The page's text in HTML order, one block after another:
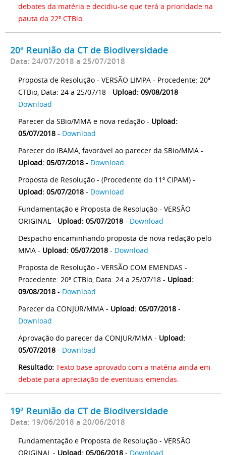
debates da matéria e decidiu-se que terá a prioridade na
pauta da 22ª CTBio.
20ª Reunião da CT de Biodiversidade
Data: 24/07/2018 a 25/07/2018
Proposta de Resolução - VERSÃO LIMPA - Procedente: 20ª
CTBio, Data: 24 a 25/07/18 - Upload: 09/08/2018 -
Download
Parecer da SBio/MMA e nova redação - Upload:
05/07/2018 - Download
Parecer do IBAMA, favorável ao parecer da SBio/MMA -
Upload: 05/07/2018 - Download
Proposta de Resolução - (Procedente do 11º CIPAM) -
Upload: 05/07/2018 - Download
Fundamentação e Proposta de Resolução - VERSÃO
ORIGINAL - Upload: 05/07/2018 - Download
Despacho encaminhando proposta de nova redação pelo
MMA - Upload: 05/07/2018 - Download
Proposta de Resolução - VERSÃO COM EMENDAS -
Procedente: 20ª CTBio, Data: 24 a 25/07/18 - Upload:
09/08/2018 - Download
Parecer da CONJUR/MMA - Upload: 05/07/2018 -
Download
Aprovação do parecer da CONJUR/MMA - Upload:
05/07/2018 - Download
Resultado: Texto base aprovado com a matéria ainda em
debate para apreciação de eventuais emendas.
19ª Reunião da CT de Biodiversidade
Data: 19/06/2018 a 20/06/2018
Fundamentação e Proposta de Resolução - VERSÃO
ORIGINAL - Upload: 05/06/2018 - Download